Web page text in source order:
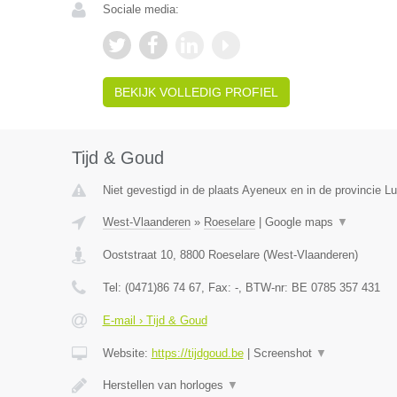
Sociale media:
BEKIJK VOLLEDIG PROFIEL
Tijd & Goud
Niet gevestigd in de plaats Ayeneux en in de provincie
West-Vlaanderen» Roeselare| Google maps ▼
Ooststraat 10, 8800 Roeselare(West-Vlaanderen)
Tel: (0471)86 74 67, Fax: -, BTW-nr: BE 0785 357 431
E-mail › Tijd & Goud
Website: https://tijdgoud.be| Screenshot ▼
Herstellen van horloges ▼